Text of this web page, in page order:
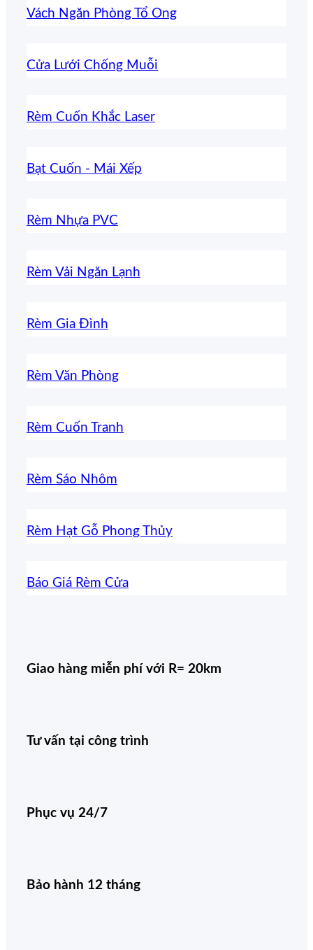
Vách Ngăn Phòng Tổ Ong
Cửa Lưới Chống Muỗi
Rèm Cuốn Khắc Laser
Bạt Cuốn - Mái Xếp
Rèm Nhựa PVC
Rèm Vải Ngăn Lạnh
Rèm Gia Đình
Rèm Văn Phòng
Rèm Cuốn Tranh
Rèm Sáo Nhôm
Rèm Hạt Gỗ Phong Thủy
Báo Giá Rèm Cửa
Giao hàng miễn phí với R= 20km
Tư vấn tại công trình
Phục vụ 24/7
Bảo hành 12 tháng